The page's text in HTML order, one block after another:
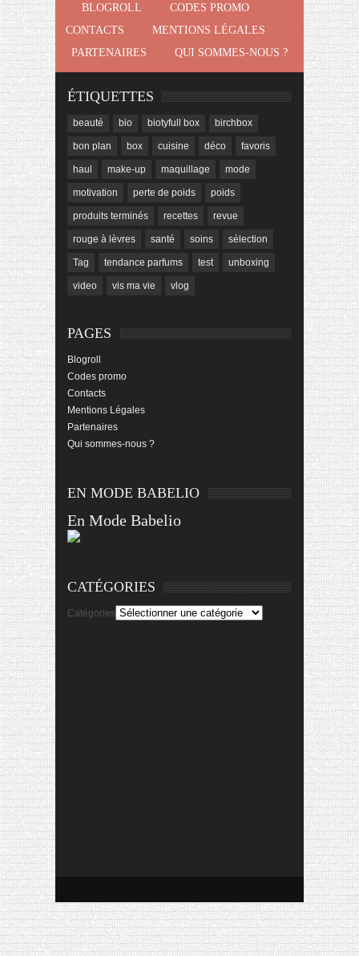
BLOGROLL
CODES PROMO
CONTACTS
MENTIONS LÉGALES
PARTENAIRES
QUI SOMMES-NOUS ?
ÉTIQUETTES
beauté bio biotyfull box birchbox
bon plan box cuisine déco favoris
haul make-up maquillage mode
motivation perte de poids poids
produits terminés recettes revue
rouge à lèvres santé soins sélection
Tag tendance parfums test unboxing
video vis ma vie vlog
PAGES
Blogroll
Codes promo
Contacts
Mentions Légales
Partenaires
Qui sommes-nous ?
EN MODE BABELIO
En Mode Babelio
CATÉGORIES
Catégories